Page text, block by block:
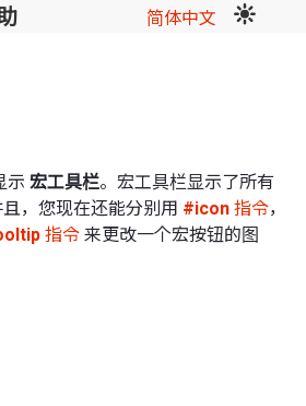
简体中文
示 宏工具栏。宏工具栏显示了所有
，您现在还能分别用 #icon 指令，
指令 来更改一个宏按钮的图